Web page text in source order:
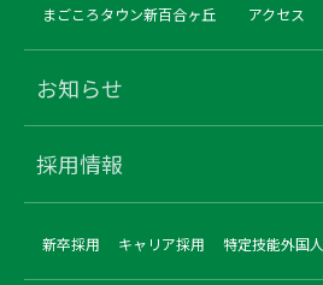
まごころタウン新百合ヶ丘
アクセス
お知らせ
採用情報
新卒採用 キャリア採用 特定技能外国人